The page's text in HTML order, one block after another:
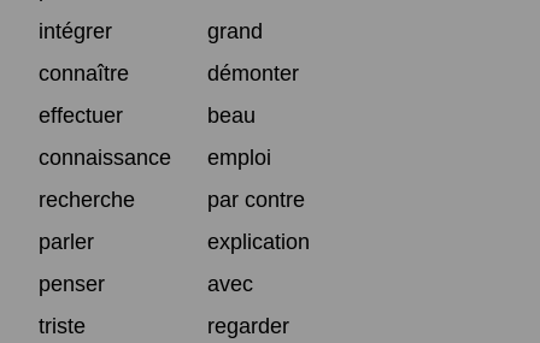
intégrer
grand
connaître
démonter
effectuer
beau
connaissance
emploi
recherche
par contre
parler
explication
penser
avec
triste
regarder